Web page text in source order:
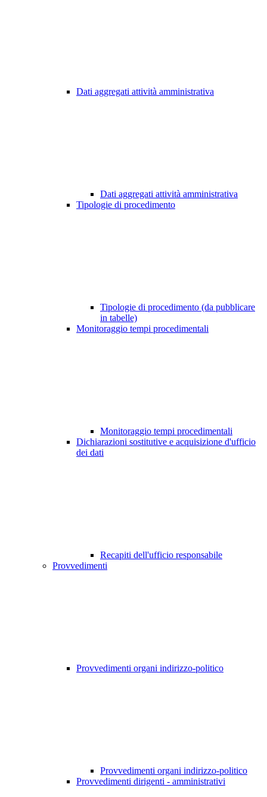
Dati aggregati attività amministrativa
Dati aggregati attività amministrativa
Tipologie di procedimento
Tipologie di procedimento (da pubblicare
in tabelle)
Monitoraggio tempi procedimentali
Monitoraggio tempi procedimentali
Dichiarazioni sostitutive e acquisizione d'ufficio
dei dati
Recapiti dell'ufficio responsabile
Provvedimenti
Provvedimenti organi indirizzo-politico
Provvedimenti organi indirizzo-politico
Provvedimenti dirigenti - amministrativi